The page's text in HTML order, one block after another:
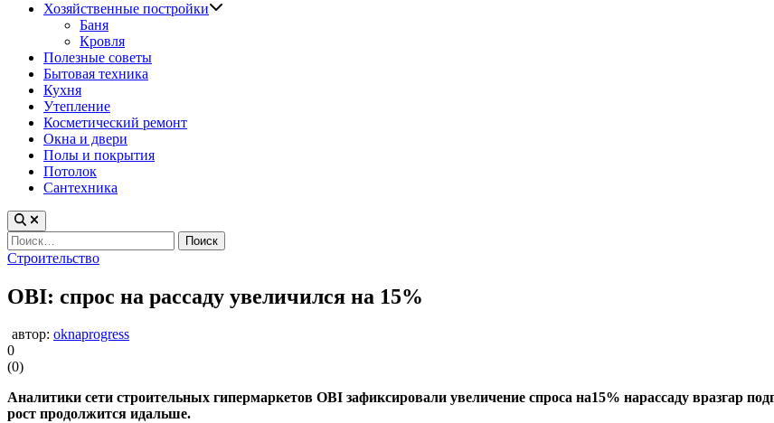
Хозяйственные постройки
Баня
Кровля
Полезные советы
Бытовая техника
Кухня
Утепление
Косметический ремонт
Окна и двери
Полы и покрытия
Потолок
Сантехника
Найти:
Опубликовано
Строительство
OBI: спрос на рассаду увеличился на 15%
автор: oknaprogress
0
(0)
Аналитики сети строительных гипермаркетов OBI зафиксировали увеличение спроса на15% нарассаду вразгар
рост продолжится идальше.